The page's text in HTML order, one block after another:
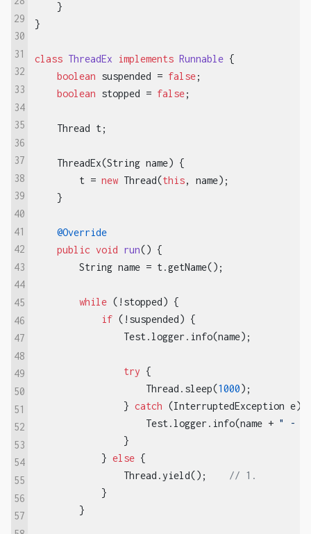
29
30
31
32
33
34
35
36
37
38
39
40
41
42
43
44
45
46
47
48
49
50
51
52
53
54
55
56
57
    }
}
class ThreadEx implements Runnable {
boolean suspended = false;
boolean stopped = false;
    Thread t;
    ThreadEx(String name) {
        t =
new Thread(this, name);
    }
@Override
public void run() {
        String name = t.getName();
while (!stopped) {
if (!suspended) {
                Test.logger.info(name);
try {
                    Thread.sleep(
1000);
                }
catch (InterruptedException e)
                    Test.logger.info(name +
" -
                }
            }
else {
                Thread.yield();
// 1.
            }
        }